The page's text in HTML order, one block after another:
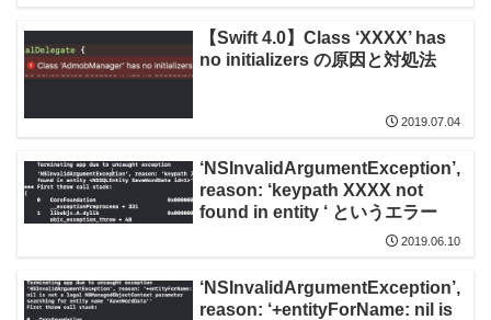
【Swift 4.0】Class ‘XXXX’ has
no initializers の原因と対処法
2019.07.04
‘NSInvalidArgumentException’,
reason: ‘keypath XXXX not
found in entity ‘ というエラー
2019.06.10
‘NSInvalidArgumentException’,
reason: ‘+entityForName: nil is